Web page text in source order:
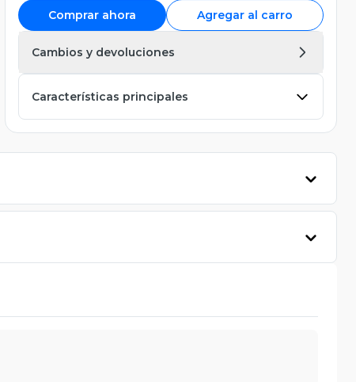
Comprar ahora Agregar al carro
Cambios y devoluciones
Características principales